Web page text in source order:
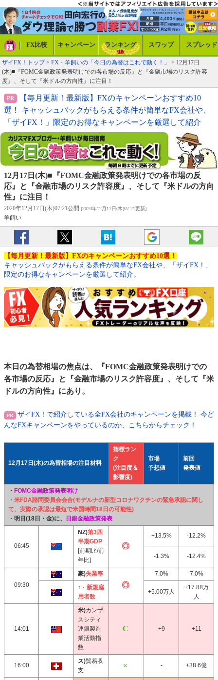
FX比較 キャンペーン ランキング スワップ スプレッド
ザイFX！トップ> FX・羊飼いの「今日の為替はこれで動く！」
> 12月17日
(木)■『FOMC金融政策発表明けでの各市場の反応』と『金融市場のリスク許容
度』、そして『米ドルの方向性』に注目！
【毎月更新！最新版】FXのキャンペーンおすすめ10
選！ キャッシュバックがもらえる条件が簡単なFX会社や、
「ザイFX！」限定のお得なキャンペーンを厳選して紹介
12月17日(木)■『FOMC金融政策発表明けでの各市場の反
応』と『金融市場のリスク許容度』、そして『米ドルの方向
性』に注目！
2020年12月17日(木)07:21公開 [2020年12月17日(木)07:21更新]
羊飼い
【毎月更新！最新版】FXのキャンペーンおすすめ10選！
キャッシュバックがもらえる条件が簡単なFX会社や、「ザイFX！」
限定のお得なキャンペーンを厳選して紹介。
本日の為替相場の焦点は、『FOMC金融政策発表明けでの
各市場の反応』と『金融市場のリスク許容度』、そして『米
ドルの方向性』にあり。
ザイFX！で紹介している全FX会社のキャンペーンを掲載！ 今ど
んなFXキャンペーンをやっているのか、こちらからチェック！
12月17日(木)の為替相場の注目材料
指標ラン
ク
(注目度＆
影響度)
市場
予想値
前回
発表値
・ FOMC金融政策発表明け
・ 米FDA諮問委員会会合(モデルナの新型コロナワクチンの緊急承認に関し
て、実際の承認は最短で米国時間18日の可能性)
・ 明日(18日・金)に、 日銀金融政策発表
06:45
NZ)第3四
半期GDP
[前期比/前
年比]
+13.5% -12.2%
-1.3% -12.4%
09:30
豪)失業率 7.0%
7.0%
↑・ 新規雇
用者数
+5.00万人
+17.88万
人
14:01
米)カンザ
スシティ
連銀製造
業活動指
数
+9 +11
16:00
ス)貿易収
支
- +38.6億